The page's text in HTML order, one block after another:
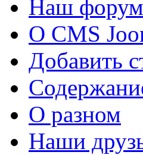
Наш форум
О CMS
Добавить
О разном
Наши